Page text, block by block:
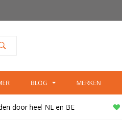
BLOG MERKEN
door heel NL en BE